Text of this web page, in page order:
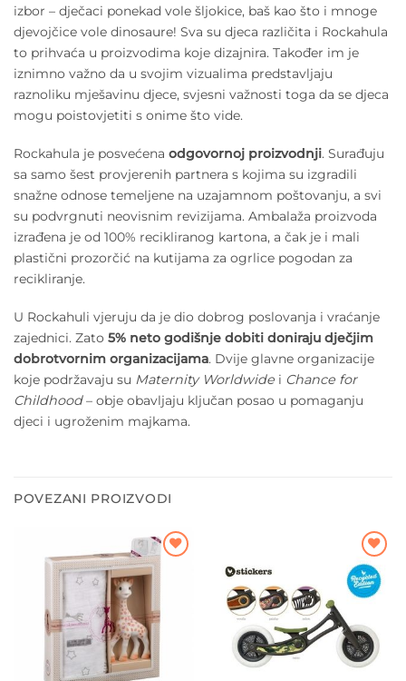
izbor – dječaci ponekad vole šljokice, baš kao što i mnoge
djevojčice vole dinosaure! Sva su djeca različita i Rockahula
to prihvaća u proizvodima koje dizajnira. Također im je
iznimno važno da u svojim vizualima predstavljaju
raznoliku mješavinu djece, svjesni važnosti toga da se djeca
mogu poistovjetiti s onime što vide.
Rockahula je posvećena odgovornoj proizvodnji. Surađuju
sa samo šest provjerenih partnera s kojima su izgradili
snažne odnose temeljene na uzajamnom poštovanju, a svi
su podvrgnuti neovisnim revizijama. Ambalaža proizvoda
izrađena je od 100% recikliranog kartona, a čak je i mali
plastični prozorčić na kutijama za ogrlice pogodan za
recikliranje.
U Rockahuli vjeruju da je dio dobrog poslovanja i vraćanje
zajednici. Zato 5% neto godišnje dobiti doniraju dječjim
dobrotvornim organizacijama. Dvije glavne organizacije
koje podržavaju su Maternity Worldwide i Chance for
Childhood– obje obavljaju ključan posao u pomaganju
djeci i ugroženim majkama.
POVEZANI PROIZVODI
Dodajte
Dodajte
na listu
želja